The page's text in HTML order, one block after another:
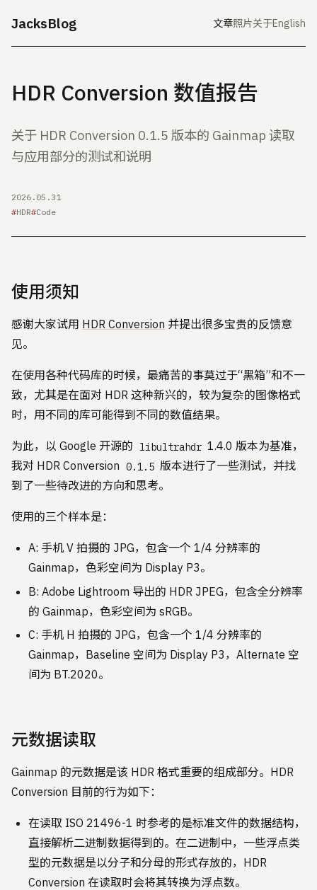
JacksBlog 文章照片关于English
HDR Conversion 数值报告
关于 HDR Conversion 0.1.5 版本的 Gainmap 读取
与应用部分的测试和说明
2026.05.31
HDR Code
使用须知
感谢大家试用 HDR Conversion 并提出很多宝贵的反馈意
见。
在使用各种代码库的时候，最痛苦的事莫过于“黑箱”和不一
致，尤其是在面对 HDR 这种新兴的，较为复杂的图像格式
时，用不同的库可能得到不同的数值结果。
为此，以 Google 开源的 libultrahdr 1.4.0 版本为基准，
我对 HDR Conversion 0.1.5 版本进行了一些测试，并找
到了一些待改进的方向和思考。
使用的三个样本是：
A: 手机 V 拍摄的 JPG，包含一个 1/4 分辨率的
Gainmap，色彩空间为 Display P3。
B: Adobe Lightroom 导出的 HDR JPEG，包含全分辨率
的 Gainmap，色彩空间为 sRGB。
C: 手机 H 拍摄的 JPG，包含一个 1/4 分辨率的
Gainmap，Baseline 空间为 Display P3，Alternate 空
间为 BT.2020。
元数据读取
Gainmap 的元数据是该 HDR 格式重要的组成部分。HDR
Conversion 目前的行为如下：
在读取 ISO 21496-1 时参考的是标准文件的数据结构，
直接解析二进制数据得到的。在二进制中，一些浮点类
型的元数据是以分子和分母的形式存放的，HDR
Conversion 在读取时会将其转换为浮点数。